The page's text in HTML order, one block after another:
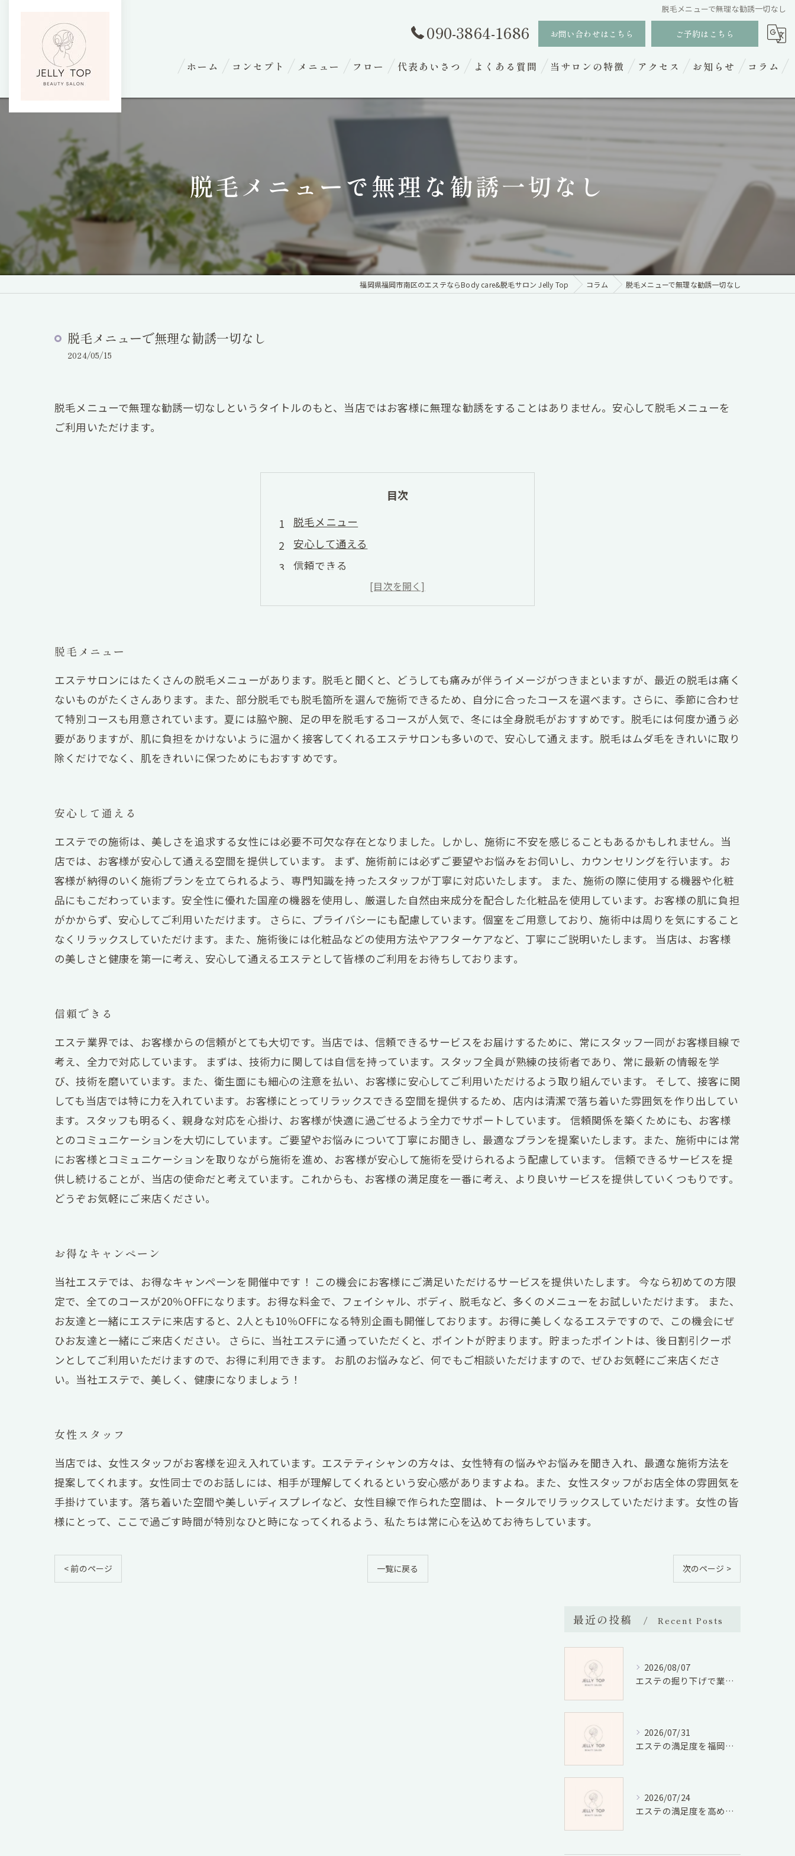
脱毛メニューで無理な勧誘一切なし
090-3864-1686 お問い合わせはこちら ご予約はこちら
ホーム コンセプト メニュー フロー 代表あいさつ よくある質問 当サロンの特徴
ヘッドスパ
脱毛
アクセス お知らせ コラム
脱毛メニューで無理な勧誘一切なし
福岡県福岡市南区のエステならBody care&脱毛サロン Jelly Top コラム 脱毛メニューで無理な勧誘一切なし
脱毛メニューで無理な勧誘一切なし
2024/05/15
脱毛メニューで無理な勧誘一切なしというタイトルのもと、当店ではお客様に無理な勧誘をすることはありません。安心して脱毛メニューを
ご利用いただけます。
目次
脱毛メニュー
安心して通える
信頼できる
お得なキャンペーン
女性スタッフ
脱毛メニュー
エステサロンにはたくさんの脱毛メニューがあります。脱毛と聞くと、どうしても痛みが伴うイメージがつきまといますが、最近の脱毛は痛く
ないものがたくさんあります。また、部分脱毛でも脱毛箇所を選んで施術できるため、自分に合ったコースを選べます。さらに、季節に合わせ
て特別コースも用意されています。夏には脇や腕、足の甲を脱毛するコースが人気で、冬には全身脱毛がおすすめです。脱毛には何度か通う必
要がありますが、肌に負担をかけないように温かく接客してくれるエステサロンも多いので、安心して通えます。脱毛はムダ毛をきれいに取り
除くだけでなく、肌をきれいに保つためにもおすすめです。
安心して通える
エステでの施術は、美しさを追求する女性には必要不可欠な存在となりました。しかし、施術に不安を感じることもあるかもしれません。当
店では、お客様が安心して通える空間を提供しています。 まず、施術前には必ずご要望やお悩みをお伺いし、カウンセリングを行います。お
客様が納得のいく施術プランを立てられるよう、専門知識を持ったスタッフが丁寧に対応いたします。 また、施術の際に使用する機器や化粧
品にもこだわっています。安全性に優れた国産の機器を使用し、厳選した自然由来成分を配合した化粧品を使用しています。お客様の肌に負担
がかからず、安心してご利用いただけます。 さらに、プライバシーにも配慮しています。個室をご用意しており、施術中は周りを気にすること
なくリラックスしていただけます。また、施術後には化粧品などの使用方法やアフターケアなど、丁寧にご説明いたします。 当店は、お客様
の美しさと健康を第一に考え、安心して通えるエステとして皆様のご利用をお待ちしております。
信頼できる
エステ業界では、お客様からの信頼がとても大切です。当店では、信頼できるサービスをお届けするために、常にスタッフ一同がお客様目線で
考え、全力で対応しています。 まずは、技術力に関しては自信を持っています。スタッフ全員が熟練の技術者であり、常に最新の情報を学
び、技術を磨いています。また、衛生面にも細心の注意を払い、お客様に安心してご利用いただけるよう取り組んでいます。 そして、接客に関
しても当店では特に力を入れています。お客様にとってリラックスできる空間を提供するため、店内は清潔で落ち着いた雰囲気を作り出してい
ます。スタッフも明るく、親身な対応を心掛け、お客様が快適に過ごせるよう全力でサポートしています。 信頼関係を築くためにも、お客様
とのコミュニケーションを大切にしています。ご要望やお悩みについて丁寧にお聞きし、最適なプランを提案いたします。また、施術中には常
にお客様とコミュニケーションを取りながら施術を進め、お客様が安心して施術を受けられるよう配慮しています。 信頼できるサービスを提
供し続けることが、当店の使命だと考えています。これからも、お客様の満足度を一番に考え、より良いサービスを提供していくつもりです。
どうぞお気軽にご来店ください。
お得なキャンペーン
当社エステでは、お得なキャンペーンを開催中です！ この機会にお客様にご満足いただけるサービスを提供いたします。 今なら初めての方限
定で、全てのコースが20％OFFになります。お得な料金で、フェイシャル、ボディ、脱毛など、多くのメニューをお試しいただけます。 また、
お友達と一緒にエステに来店すると、2人とも10％OFFになる特別企画も開催しております。お得に美しくなるエステですので、この機会にぜ
ひお友達と一緒にご来店ください。 さらに、当社エステに通っていただくと、ポイントが貯まります。貯まったポイントは、後日割引クーポ
ンとしてご利用いただけますので、お得に利用できます。 お肌のお悩みなど、何でもご相談いただけますので、ぜひお気軽にご来店くださ
い。当社エステで、美しく、健康になりましょう！
女性スタッフ
当店では、女性スタッフがお客様を迎え入れています。エステティシャンの方々は、女性特有の悩みやお悩みを聞き入れ、最適な施術方法を
提案してくれます。女性同士でのお話しには、相手が理解してくれるという安心感がありますよね。また、女性スタッフがお店全体の雰囲気を
手掛けています。落ち着いた空間や美しいディスプレイなど、女性目線で作られた空間は、トータルでリラックスしていただけます。女性の皆
様にとって、ここで過ごす時間が特別なひと時になってくれるよう、私たちは常に心を込めてお待ちしています。
< 前のページ 一覧に戻る 次のページ >
最近の投稿 Recent Posts
2026/08/07
エステの掘り下げで業界の将来性と仕事の適性廃業リスクを徹底検証
2026/07/31
エステの満足度を福岡県福岡市宮若市で徹底比較しコスパと口コミから選ぶ方法
2026/07/24
エステの満足度を高める選び方と効果実感のための具体的ポイント